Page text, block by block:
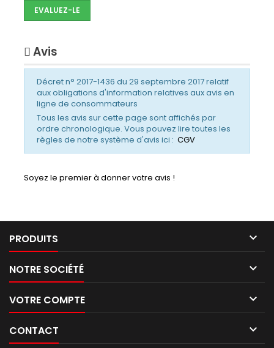
EVALUEZ-LE
Avis
Décret n° 2017-1436 du 29 septembre 2017 relatif
aux obligations d'information relatives aux avis en
ligne de consommateurs
Tous les avis sur cette page sont affichés par
ordre chronologique. Vous pouvez lire toutes les
règles de notre système d'avis ici : CGV
Soyez le premier à donner votre avis !
PRODUITS 
NOTRE SOCIÉTÉ 
VOTRE COMPTE 
CONTACT 